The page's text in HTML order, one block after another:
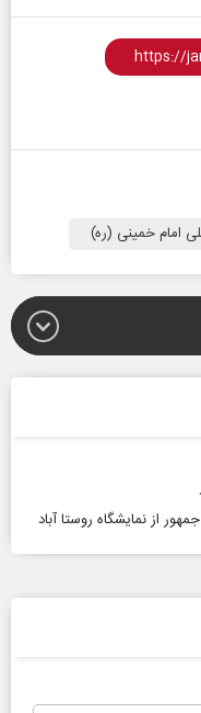
امام خمینی (ره)
از نمایشگاه روستا آباد